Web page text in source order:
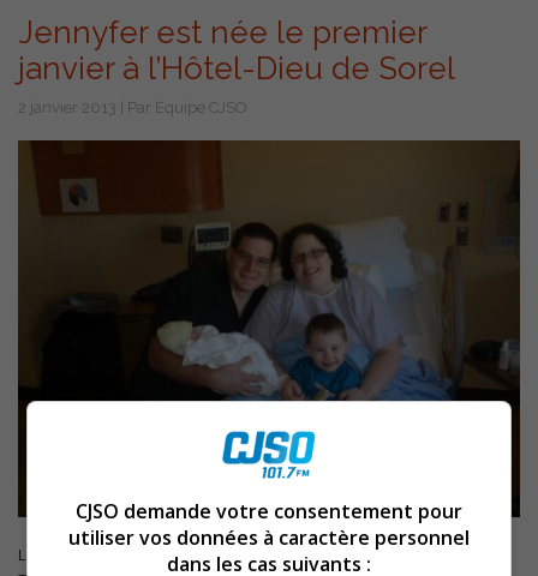
Jennyfer est née le premier
janvier à l’Hôtel-Dieu de Sorel
2 janvier 2013 | Par Équipe CJSO
Le premier bébé de l’année à voir le jour à l’Hôlel-Dieu de Sorel, à Sorel-
CJSO demande votre consentement pour
utiliser vos données à caractère personnel
dans les cas suivants :